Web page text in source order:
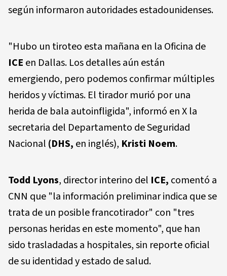
según informaron autoridades estadounidenses.
"Hubo un tiroteo esta mañana en la Oficina de
ICE en Dallas. Los detalles aún están
emergiendo, pero podemos confirmar múltiples
heridos y víctimas. El tirador murió por una
herida de bala autoinfligida", informó en X la
secretaria del Departamento de Seguridad
Nacional (DHS, en inglés), Kristi Noem.
Todd Lyons, director interino del ICE, comentó a
CNN que "la información preliminar indica que se
trata de un posible francotirador" con "tres
personas heridas en este momento", que han
sido trasladadas a hospitales, sin reporte oficial
de su identidad y estado de salud.